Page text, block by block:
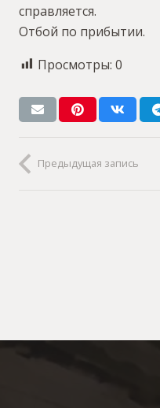
справляется.
Отбой по прибытии.
Просмотры: 0
Предыдущая запись